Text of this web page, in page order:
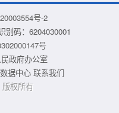
号-2
别码：6204030001
号
政府办公室
据中心 联系我们
权所有